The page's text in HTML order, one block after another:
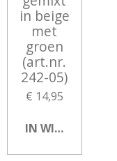
in beige
met
groen
(art.nr.
242-05)
€ 14,95
IN WINKELWAGEN